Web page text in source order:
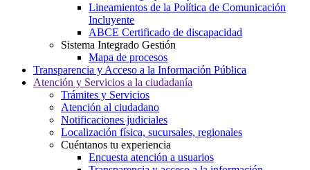
Lineamientos de la Política de Comunicación
Incluyente
ABCE Certificado de discapacidad
Sistema Integrado Gestión
Mapa de procesos
Transparencia y Acceso a la Información Pública
Atención y Servicios a la ciudadanía
Trámites y Servicios
Atención al ciudadano
Notificaciones judiciales
Localización física, sucursales, regionales
Cuéntanos tu experiencia
Encuesta atención a usuarios